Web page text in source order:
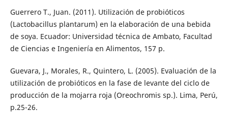
Guerrero T., Juan. (2011). Utilización de probióticos
(Lactobacillus plantarum) en la elaboración de una bebida
de soya. Ecuador: Universidad técnica de Ambato, Facultad
de Ciencias e Ingeniería en Alimentos, 157 p.
Guevara, J., Morales, R., Quintero, L. (2005). Evaluación de la
utilización de probióticos en la fase de levante del ciclo de
producción de la mojarra roja (Oreochromis sp.). Lima, Perú,
p.25-26.